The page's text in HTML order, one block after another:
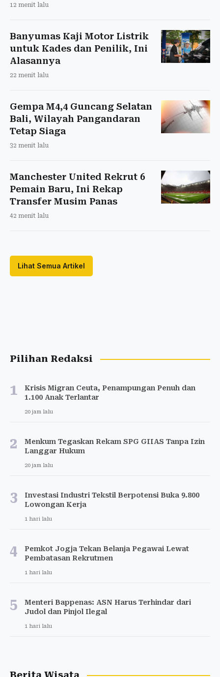
12 menit lalu
Banyumas Kaji Motor Listrik
untuk Kades dan Penilik, Ini
Alasannya
22 menit lalu
Gempa M4,4 Guncang Selatan
Bali, Wilayah Pangandaran
Tetap Siaga
32 menit lalu
Manchester United Rekrut 6
Pemain Baru, Ini Rekap
Transfer Musim Panas
42 menit lalu
Lihat Semua Artikel
Pilihan Redaksi
1
Krisis Migran Ceuta, Penampungan Penuh dan
1.100 Anak Terlantar
20 jam lalu
2
Menkum Tegaskan Rekam SPG GIIAS Tanpa Izin
Langgar Hukum
20 jam lalu
3
Investasi Industri Tekstil Berpotensi Buka 9.800
Lowongan Kerja
1 hari lalu
4
Pemkot Jogja Tekan Belanja Pegawai Lewat
Pembatasan Rekrutmen
1 hari lalu
5
Menteri Bappenas: ASN Harus Terhindar dari
Judol dan Pinjol Ilegal
1 hari lalu